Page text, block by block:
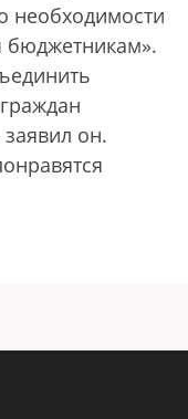
необходимости
бюджетникам».
он.